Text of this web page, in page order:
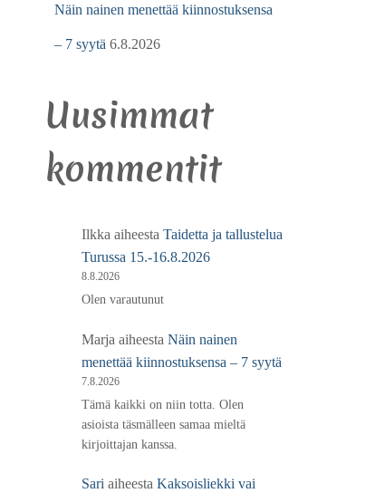
Näin nainen menettää kiinnostuksensa
– 7 syytä 6.8.2026
Uusimmat
kommentit
Ilkka aiheesta Taidetta ja tallustelua
Turussa 15.-16.8.2026
8.8.2026
Olen varautunut
Marja aiheesta Näin nainen
menettää kiinnostuksensa – 7 syytä
7.8.2026
Tämä kaikki on niin totta. Olen
asioista täsmälleen samaa mieltä
kirjoittajan kanssa.
Sari aiheesta Kaksoisliekki vai